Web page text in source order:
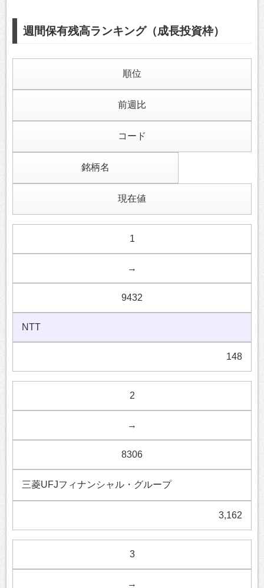
週間保有残高ランキング（成長投資枠）
順位
前週比
コード
銘柄名
現在値
1
→
9432
NTT
148
2
→
8306
三菱UFJフィナンシャル・グループ
3,162
3
→